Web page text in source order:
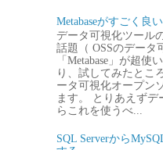
Metabaseがすごく良い
データ可視化ツール
話題（ OSSのデータ
「Metabase」が超使
り、試してみたとこ
ータ可視化オープン
ます。 とりあえずデ
らこれを使うべ...
SQL Serverから